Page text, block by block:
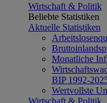
Wirtschaft & Politik
Beliebte Statistiken
Aktuelle Statistiken
Monatliche
BIP 1992-
Wertvollste
Wirtschaft & Politik